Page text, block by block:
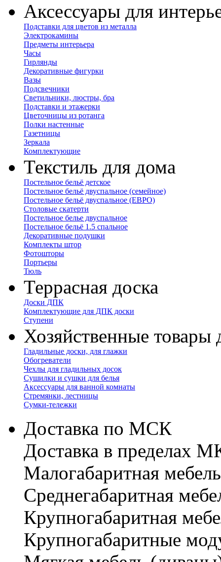
Аксессуары для
Подставки для цветов из металла
Электрокамины
Предметы интерьера
Часы
Гирлянды
Декоративные фигурки
Вазы
Подсвечники
Светильники, люстры, бра
Подставки и этажерки
Цветочницы из ротанга
Полки настенные
Газетницы
Зеркала
Комплектующие
Текстиль для дома
Постельное бельё детское
Постельное бельё двуспальное (семейное)
Постельное бельё двуспальное (ЕВРО)
Столовые скатерти
Постельное белье двуспальное
Постельное бельё 1.5 спальное
Декоративные подушки
Комплекты штор
Фотошторы
Портьеры
Тюль
Террасная доска
Доски ДПК
Комплектующие для ДПК доски
Ступени
Хозяйственные товары
Гладильные доски, для глажки
Обогреватели
Чехлы для гладильных досок
Сушилки и сушки для белья
Аксессуары для ванной комнаты
Стремянки, лестницы
Сумки-тележки
Доставка по МСК
Доставка в пределах
Малогабаритная
Cреднегабаритная
Крупногабаритная
Крупногабаритные